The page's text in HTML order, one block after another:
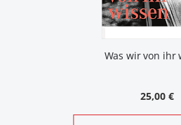
Was wir von ihr
25,00 €